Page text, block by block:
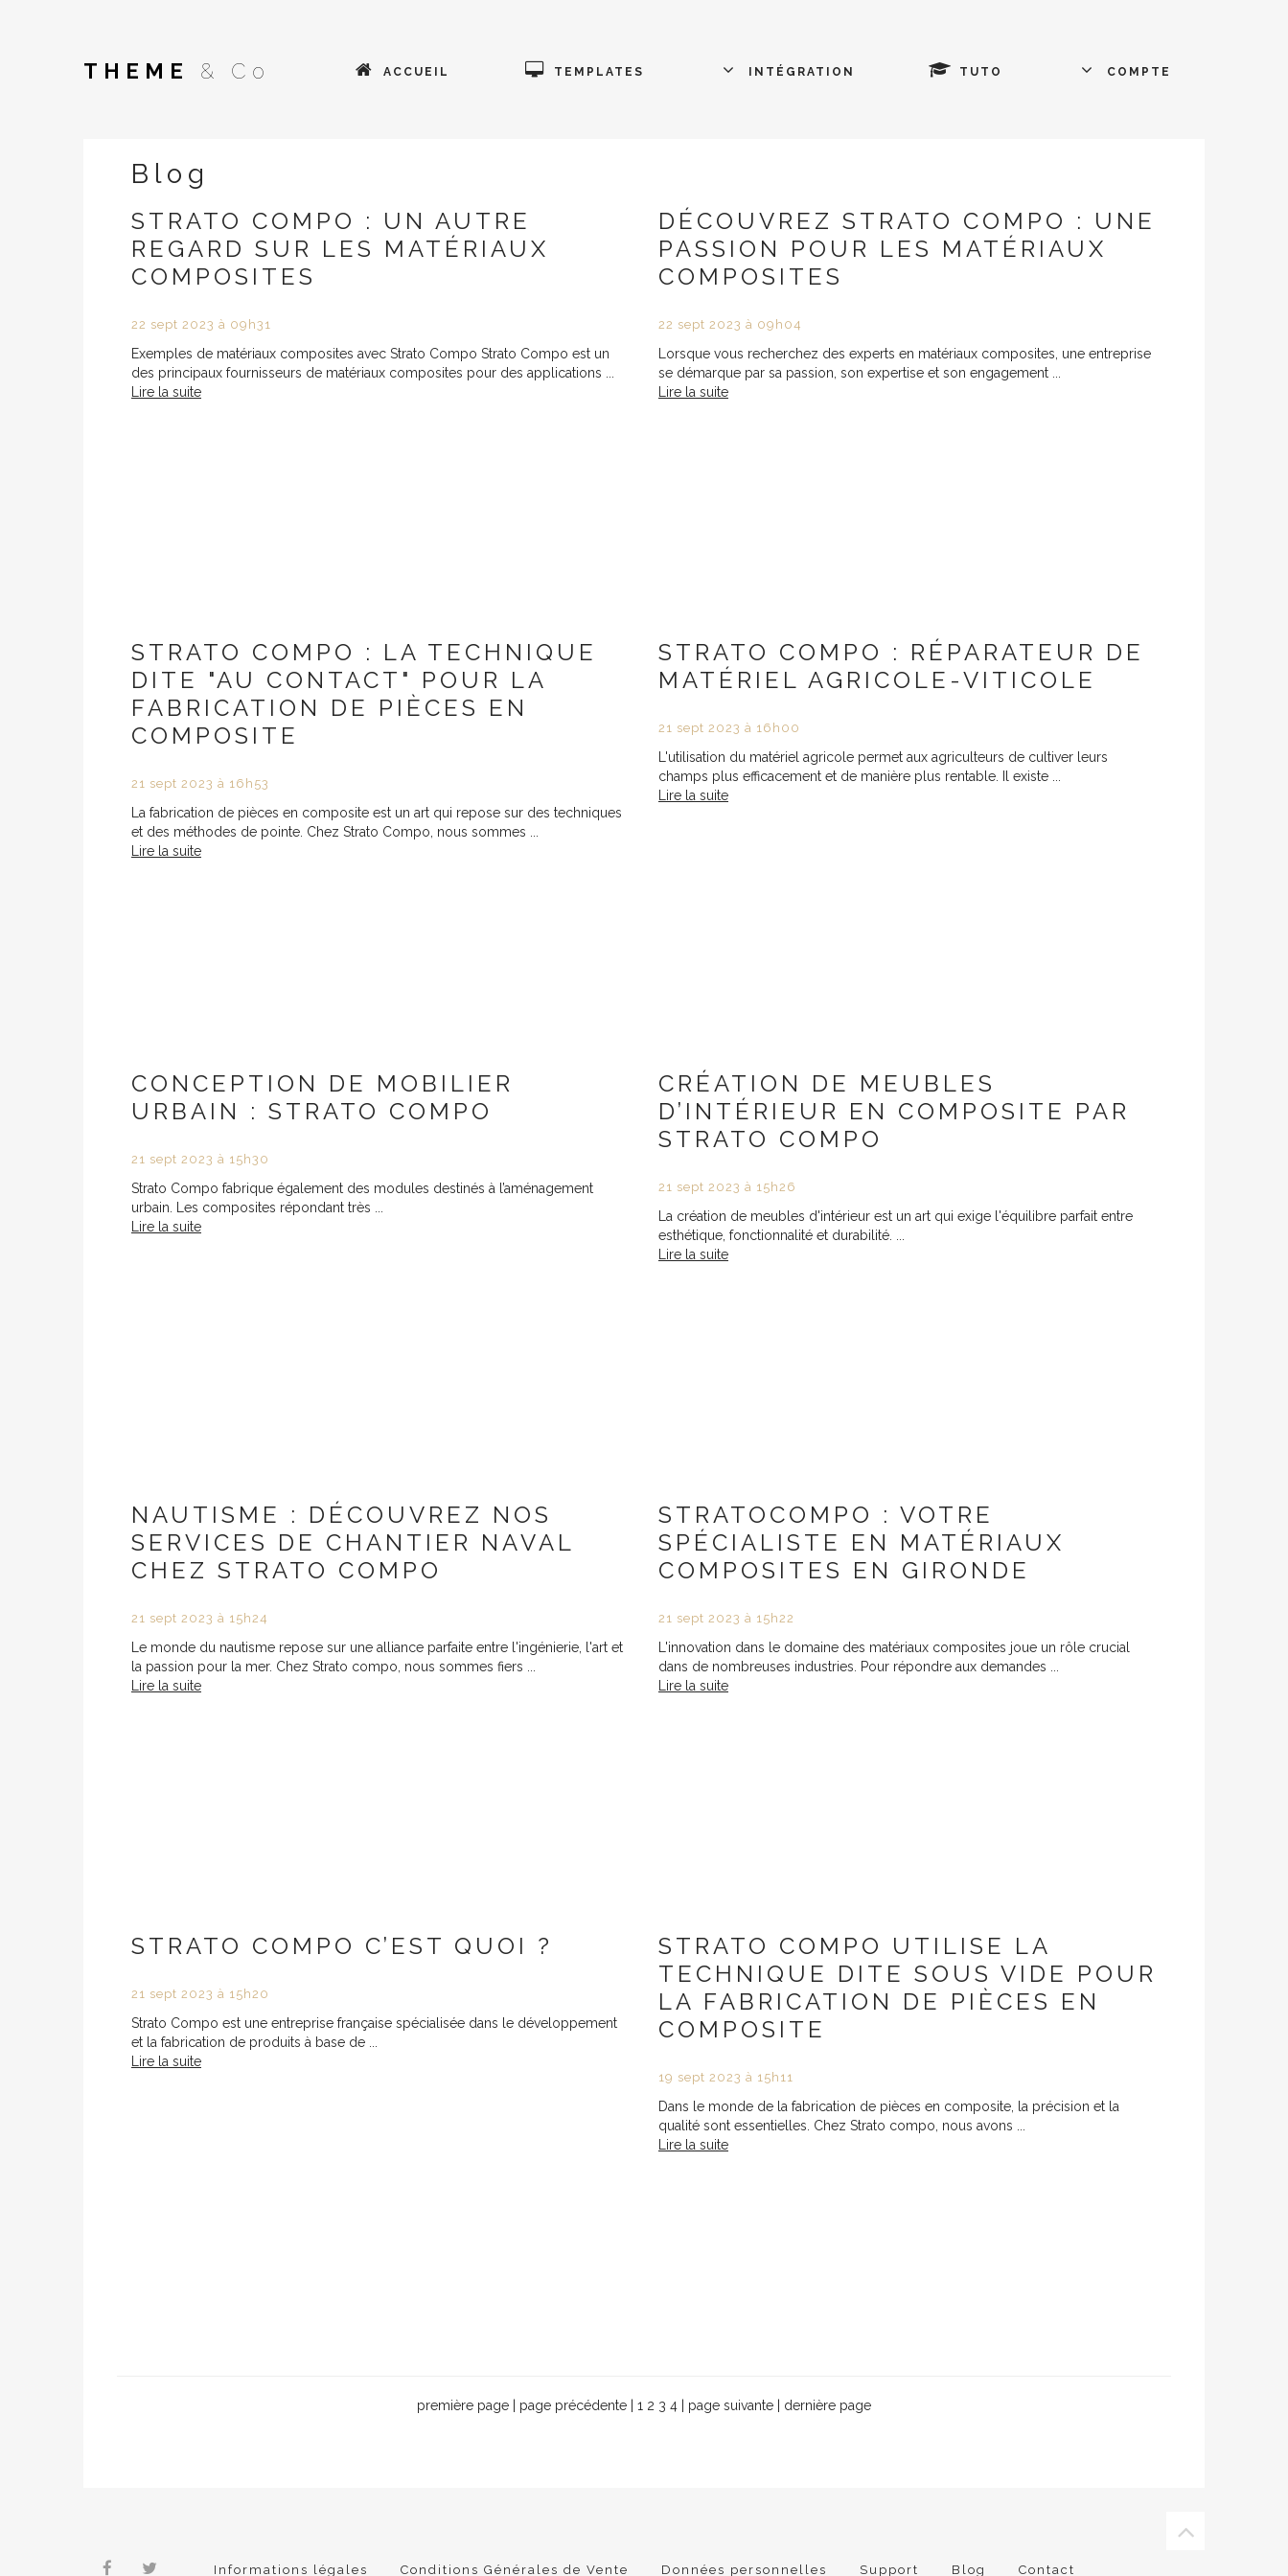
THEME & Co ACCUEIL TEMPLATES INTÉGRATION TUTO COMPTE
Blog
STRATO COMPO : UN AUTRE
REGARD SUR LES MATÉRIAUX
COMPOSITES
22 sept 2023 à 09h31
Exemples de matériaux composites avec Strato Compo Strato Compo est un
des principaux fournisseurs de matériaux composites pour des applications ...
Lire la suite
DÉCOUVREZ STRATO COMPO : UNE
PASSION POUR LES MATÉRIAUX
COMPOSITES
22 sept 2023 à 09h04
Lorsque vous recherchez des experts en matériaux composites, une entreprise
se démarque par sa passion, son expertise et son engagement ...
Lire la suite
STRATO COMPO : LA TECHNIQUE
DITE "AU CONTACT" POUR LA
FABRICATION DE PIÈCES EN
COMPOSITE
21 sept 2023 à 16h53
La fabrication de pièces en composite est un art qui repose sur des techniques
et des méthodes de pointe. Chez Strato Compo, nous sommes ...
Lire la suite
STRATO COMPO : RÉPARATEUR DE
MATÉRIEL AGRICOLE-VITICOLE
21 sept 2023 à 16h00
L'utilisation du matériel agricole permet aux agriculteurs de cultiver leurs
champs plus efficacement et de manière plus rentable. Il existe ...
Lire la suite
CONCEPTION DE MOBILIER
URBAIN : STRATO COMPO
21 sept 2023 à 15h30
Strato Compo fabrique également des modules destinés à l’aménagement
urbain. Les composites répondant très ...
Lire la suite
CRÉATION DE MEUBLES
D’INTÉRIEUR EN COMPOSITE PAR
STRATO COMPO
21 sept 2023 à 15h26
La création de meubles d'intérieur est un art qui exige l'équilibre parfait entre
esthétique, fonctionnalité et durabilité. ...
Lire la suite
NAUTISME : DÉCOUVREZ NOS
SERVICES DE CHANTIER NAVAL
CHEZ STRATO COMPO
21 sept 2023 à 15h24
Le monde du nautisme repose sur une alliance parfaite entre l'ingénierie, l'art et
la passion pour la mer. Chez Strato compo, nous sommes fiers ...
Lire la suite
STRATOCOMPO : VOTRE
SPÉCIALISTE EN MATÉRIAUX
COMPOSITES EN GIRONDE
21 sept 2023 à 15h22
L'innovation dans le domaine des matériaux composites joue un rôle crucial
dans de nombreuses industries. Pour répondre aux demandes ...
Lire la suite
STRATO COMPO C’EST QUOI ?
21 sept 2023 à 15h20
Strato Compo est une entreprise française spécialisée dans le développement
et la fabrication de produits à base de ...
Lire la suite
STRATO COMPO UTILISE LA
TECHNIQUE DITE SOUS VIDE POUR
LA FABRICATION DE PIÈCES EN
COMPOSITE
19 sept 2023 à 15h11
Dans le monde de la fabrication de pièces en composite, la précision et la
qualité sont essentielles. Chez Strato compo, nous avons ...
Lire la suite
première page page précédente 1 2 3 4 page suivante dernière page
Informations légales Conditions Générales de Vente Données personnelles Support Blog Contact